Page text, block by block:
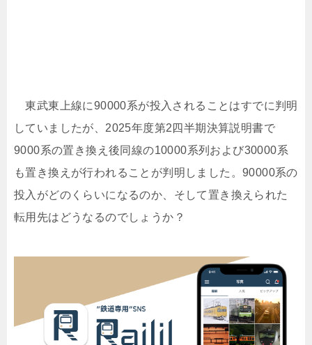
東武東上線に90000系が投入されることはすでに判明
していましたが、2025年度第2四半期決算説明書で
9000系の置き換え後同線の10000系列および30000系
も置き換えが行われることが判明しました。90000系の
投入がどのくらいになるのか、そして置き換えられた
転用先はどうなるのでしょうか？